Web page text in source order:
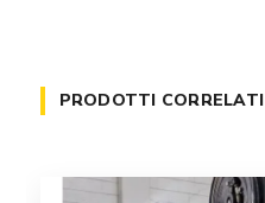
PRODOTTI CORRELATI